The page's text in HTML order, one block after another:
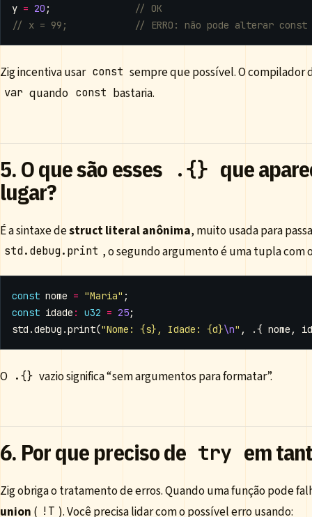
y = 20 ;
Zig incentiva usar const sempre que possível. O compilador
var quando const bastaria.
5. O que são esses .{} que
lugar?
É a sintaxe destruct literal anônima, muito usada para
std.debug.print , o segundo argumento é uma tupla com
const nome = "Maria" ;
const idade : u32 = 25;
std .debug .print("Nome: {s}, Idade: {d}\n" , .{ nome ,
O .{} vazio significa “sem argumentos para formatar”.
6. Por que preciso de try em
Zig obriga o tratamento de erros. Quando uma função pode
union ( !T ). Você precisa lidar com o possível erro usando: